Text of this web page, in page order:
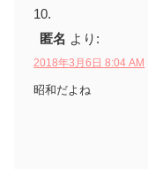
匿名 より:
2018年3月6日 8:04 AM
昭和だよね